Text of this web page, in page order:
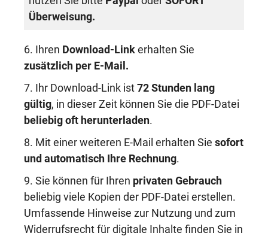
Überweisung.
6. Ihren Download-Link erhalten Sie
zusätzlich per E-Mail.
7. Ihr Download-Link ist 72 Stunden lang
gültig, in dieser Zeit können Sie die PDF-Datei
beliebig oft herunterladen.
8. Mit einer weiteren E-Mail erhalten Sie sofort
und automatisch Ihre Rechnung.
9. Sie können für Ihren privaten Gebrauch
beliebig viele Kopien der PDF-Datei erstellen.
Umfassende Hinweise zur Nutzung und zum
Widerrufsrecht für digitale Inhalte finden Sie in